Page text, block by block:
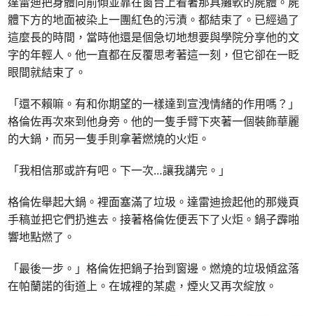
體下方的地面被染上一團紅色的污漬。都結束了。已經過了
這麼長的時間，當時他還是個急切地想要與學院分享他的文
字的年輕人。他一直都在反覆思考著這一刻，但它卻在一眨
眼間就結束了。
「還不賴嘛。有和你期望的一樣達到宣洩情緒的作用嗎？」
格倫佐再次來到他身旁。他的一隻手臂下夾著一個裝飾華麗
的大鍋，而另一隻手則拿著燃燒的火炬。
「我相信那或許有吧。下一次…讓我講完。」
格倫佐舉起大鍋。裡面塞滿了垃圾。達雷迪撿起他的那幾頁
手稿並把它們扔進去。接著格倫佐便丟下了火炬。鍋子霹啪
響地點燃了。
「最後一步。」格倫佐把鍋子抬到窗邊。燃燒的垃圾傾盆落
在帕蘭諾的街道上。在城裡的某處，煙火又再次綻放。